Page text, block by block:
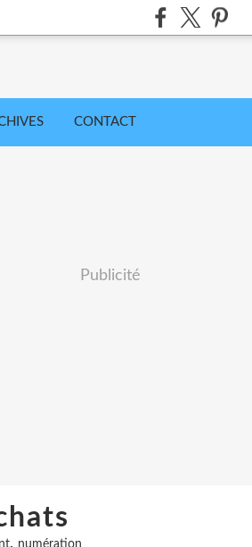
CONTACT
Publicité
, numération